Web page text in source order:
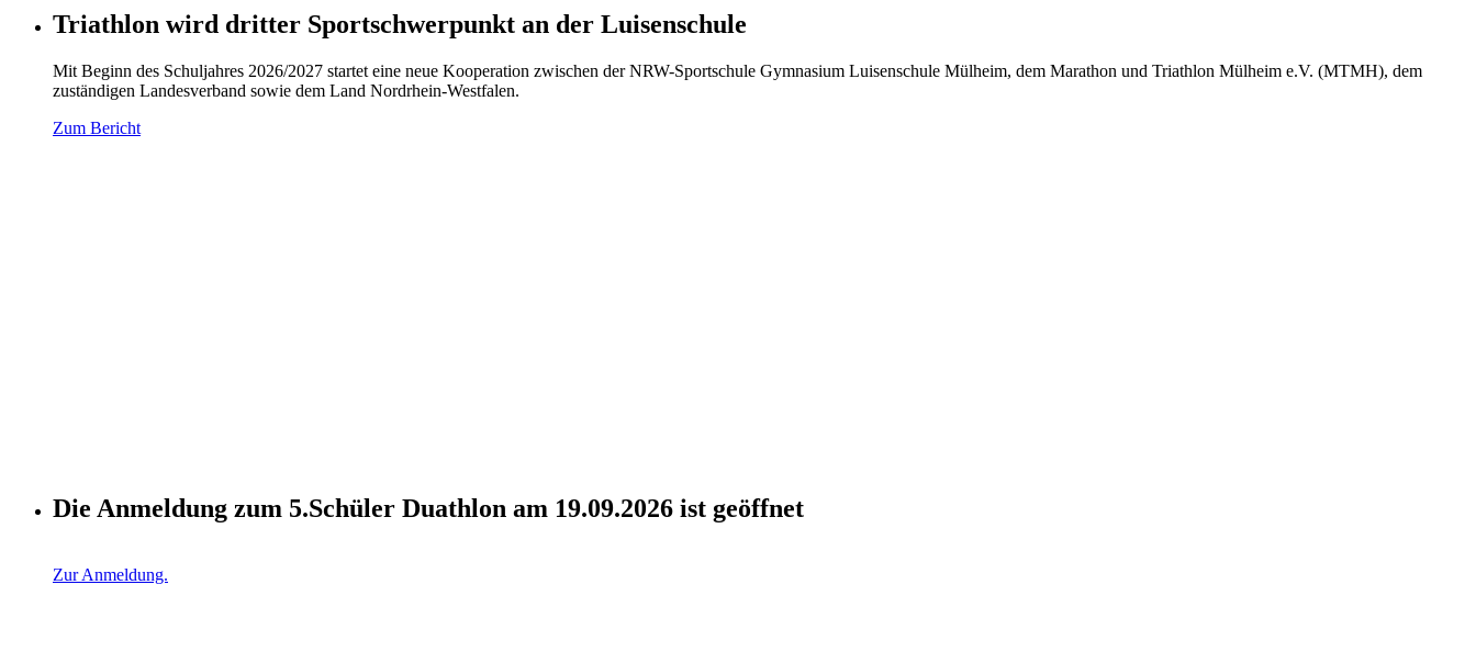
Triathlon wird dritter Sportschwerpunkt an der Luisenschule
Mit Beginn des Schuljahres 2026/2027 startet eine neue Kooperation zwischen der NRW-Sportschule Gymnasium Luisenschule Mülheim, dem Marathon und Triathlon Mülheim e.V. (MTMH), dem
zuständigen Landesverband sowie dem Land Nordrhein-Westfalen.
Zum Bericht
Die Anmeldung zum 5.Schüler Duathlon am 19.09.2026 ist geöffnet
Zur Anmeldung.